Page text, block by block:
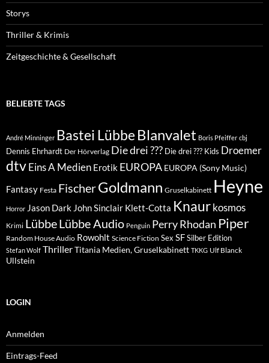
Storys
Thriller & Krimis
Zeitgeschichte & Gesellschaft
BELIEBTE TAGS
André Minninger Bastei Lübbe Blanvalet Boris Pfeiffer cbj
Dennis Ehrhardt Der Hörverlag Die drei ??? Die drei ??? Kids Droemer
dtvEins A Medien Erotik EUROPA EUROPA (Sony Music)
Fantasy Festa FischerGoldmann Gruselkabinett Heyne
Horror Jason Dark John Sinclair Klett-Cotta Knaur kosmos
Krimi LübbeLübbe Audio Penguin Perry Rhodan Piper
Random House Audio Rowohlt Science Fiction Sex SFSilber Edition
Stefan Wolf ThrillerTitania Medien, Gruselkabinett TKKG Ulf Blanck
Ullstein
LOGIN
Anmelden
Eintrags-Feed